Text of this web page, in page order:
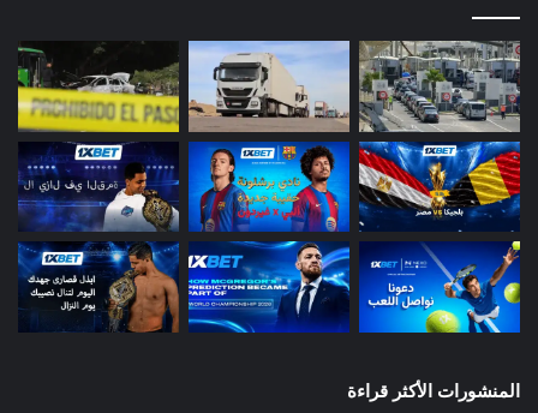
المنشورات الأكثر قراءة